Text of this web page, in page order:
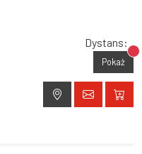
Dystans:
Pokaż